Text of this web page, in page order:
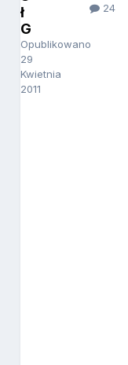
ł
G
Opublikowano
29
Kwietnia
2011
24